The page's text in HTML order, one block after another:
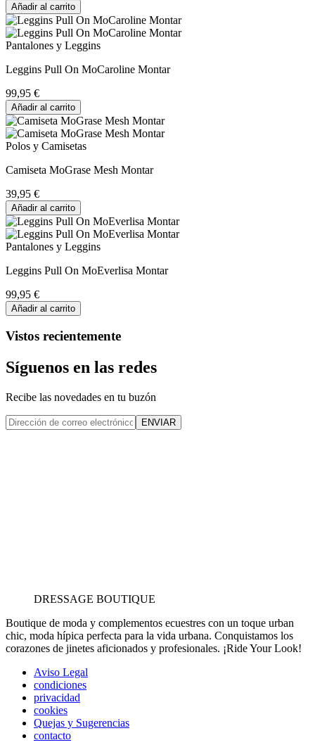
Añadir al carrito
Pantalones y Leggins
Leggins Pull On MoCaroline Montar
99,95 €
Añadir al carrito
Polos y Camisetas
Camiseta MoGrase Mesh Montar
39,95 €
Añadir al carrito
Pantalones y Leggins
Leggins Pull On MoEverlisa Montar
99,95 €
Añadir al carrito
Vistos recientemente
Síguenos en las redes
Recibe las novedades en tu buzón
ENVIAR
DRESSAGE BOUTIQUE
Boutique de moda y complementos ecuestres con un toque urban
chic, moda hípica perfecta para la vida urbana. Conquistamos los
corazones de jinetes aficionados y profesionales. ¡Ride Your Look!
Aviso Legal
condiciones
privacidad
cookies
Quejas y Sugerencias
contacto